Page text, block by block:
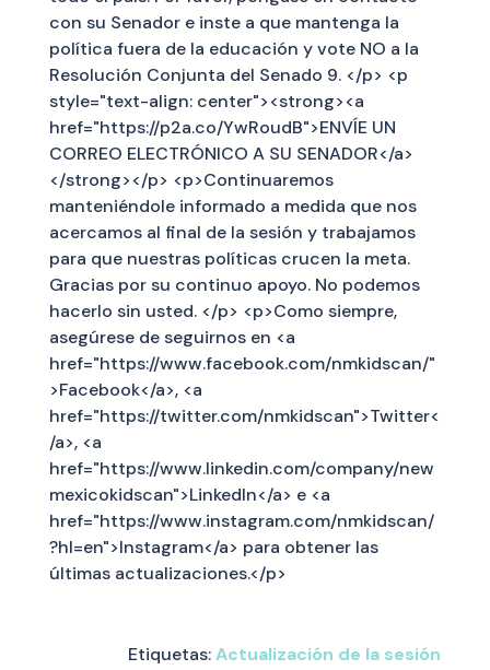
con su Senador e inste a que mantenga la
política fuera de la educación y vote NO a la
Resolución Conjunta del Senado 9. </p> <p
style="text-align: center"><strong><a
href="https://p2a.co/YwRoudB">ENVÍE UN
CORREO ELECTRÓNICO A SU SENADOR</a>
</strong></p> <p>Continuaremos
manteniéndole informado a medida que nos
acercamos al final de la sesión y trabajamos
para que nuestras políticas crucen la meta.
Gracias por su continuo apoyo. No podemos
hacerlo sin usted. </p> <p>Como siempre,
asegúrese de seguirnos en <a
href="https://www.facebook.com/nmkidscan/"
>Facebook</a>, <a
href="https://twitter.com/nmkidscan">Twitter<
/a>, <a
href="https://www.linkedin.com/company/new
mexicokidscan">LinkedIn</a> e <a
href="https://www.instagram.com/nmkidscan/
?hl=en">Instagram</a> para obtener las
últimas actualizaciones.</p>
Etiquetas:Actualización de la sesión